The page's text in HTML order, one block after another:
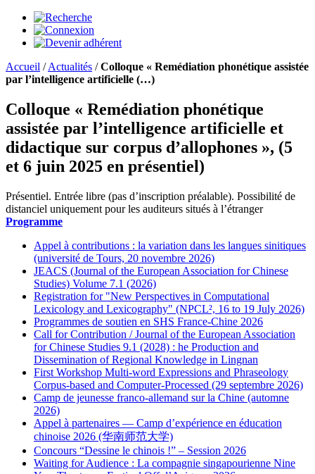
Accueil /Actualités /Colloque « Remédiation phonétique assistée
par l’intelligence artificielle (…)
Colloque « Remédiation phonétique
assistée par l’intelligence artificielle et
didactique sur corpus d’allophones », (5
et 6 juin 2025 en présentiel)
Présentiel. Entrée libre (pas d’inscription préalable). Possibilité de
distanciel uniquement pour les auditeurs situés à l’étranger
Programme
Appel à contributions : la variation dans les langues sinitiques
(université de Tours, 20 novembre 2026)
JEACS (Journal of the European Association for Chinese
Studies) Volume 7.1 (2026)
Registration for "New Perspectives in Computational
Lexicology and Lexicography" (NPCL², 16 to 19 July 2026)
Programmes de soutien en SHS France-Chine 2026
Call for Contribution / Journal of the European Association
for Chinese Studies 9.1 (2028) : he Production and
Dissemination of Regional Knowledge in Lingnan
First Workshop Multi-word Expressions and Phraseology
Corpus-based and Computer-Processed (29 septembre 2026)
Camp de jeunesse franco-allemand sur la Chine (automne
2026)
Appel à partenaires — Camp d’expérience en éducation
chinoise 2026 (华南师范大学)
Concours “Dessine le chinois !” – Session 2026
Waiting for Audience : La compagnie singapourienne Nine